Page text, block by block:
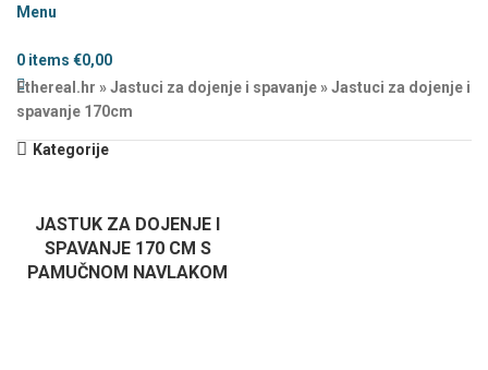
Menu
0 items €0,00
Ethereal.hr »Jastuci za dojenje i spavanje»Jastuci za dojenje i
spavanje 170cm
Kategorije
JASTUK ZA DOJENJE I
SPAVANJE 170 CM S
PAMUČNOM NAVLAKOM